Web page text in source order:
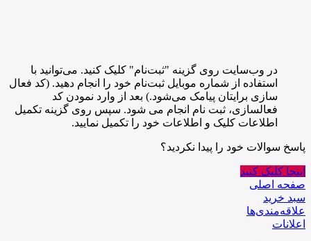
در وب‌سایت روی گزینه "ثبت‌نام" کلیک کنید. می‌توانید با
استفاده از شماره موبایل ثبت‌نام خود را انجام دهید. (کد فعال
سازی برایتان پیامک می‌شود.) بعد از وارد نمودن کد
فعالسازی، ثبت نام انجام می شود. سپس روی گزینه تکمیل
اطلاعات کلیک و اطلاعات خود را تکمیل نمایید.
پاسخ سوالات خود را پیدا نکردید؟
اینجا کلیک کنید
صفحه اصلی
سبد خرید
علاقه‌مندی‌ها
اعلانات